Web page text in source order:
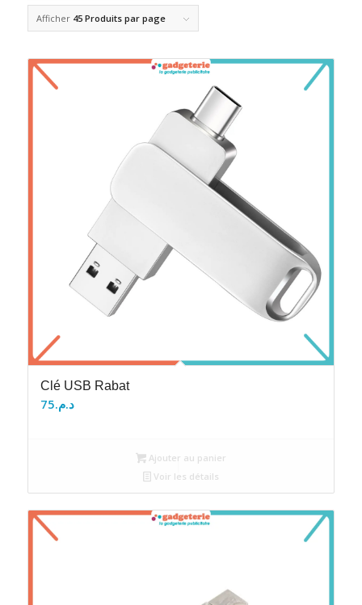
Afficher 45 Produits par page
Clé USB Rabat
د.م.75
Ajouter au panier
Voir les détails